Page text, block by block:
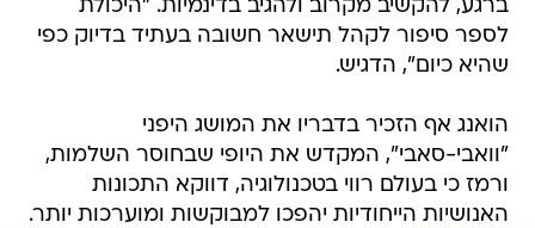
ברגע, להקשיב מקרוב ולהגיב בדינמיות. "היכולת
לספר סיפור לקהל תישאר חשובה בעתיד בדיוק כפי
שהיא כיום", הדגיש.
הואנג אף הזכיר בדבריו את המושג היפני
"וואבי-סאבי", המקדש את היופי שבחוסר השלמות,
ורמז כי בעולם רווי בטכנולוגיה, דווקא התכונות
האנושיות הייחודיות יהפכו למבוקשות ומוערכות יותר.